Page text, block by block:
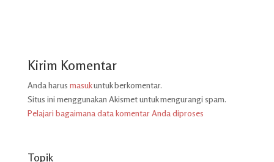
Kirim Komentar
Anda harus masukuntuk berkomentar.
Situs ini menggunakan Akismet untuk mengurangi spam.
Pelajari bagaimana data komentar Anda diproses
Topik